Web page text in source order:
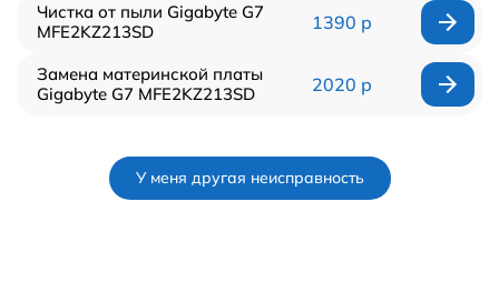
Чистка от пыли Gigabyte G7
MFE2KZ213SD
1390 р
Замена материнской платы
Gigabyte G7 MFE2KZ213SD
2020 р
У меня другая неисправность